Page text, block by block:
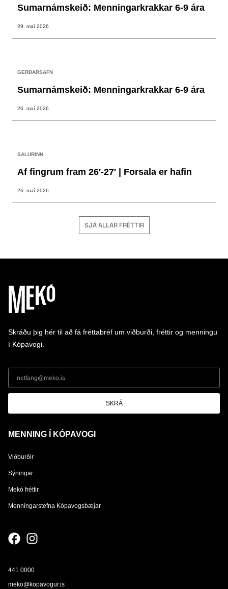
Sumarnámskeið: Menningarkrakkar 6-9 ára
29. maí 2026
GERÐARSAFN
Sumarnámskeið: Menningarkrakkar 6-9 ára
26. maí 2026
SALURINN
Af fingrum fram 26′-27′ | Forsala er hafin
26. maí 2026
SJÁ ALLAR FRÉTTIR
Skráðu þig hér til að fá fréttabréf um viðburði, fréttir og menningu
í Kópavogi.
SKRÁ
MENNING Í KÓPAVOGI
Viðburðir
Sýningar
Mekó fréttir
Menningarstefna Kópavogsbæjar
441 0000
meko@kopavogur.is